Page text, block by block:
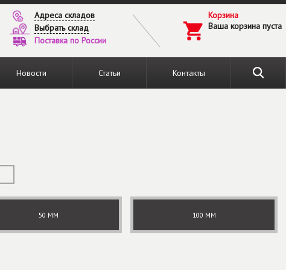
Адреса складов
Выбрать склад
Поставка по России
Корзина
Ваша корзина пуста
Новости Статьи Контакты
50 ММ 100 ММ